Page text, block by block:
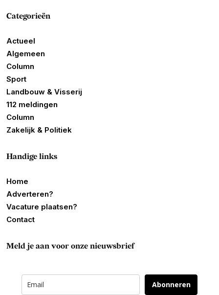
Categorieën
Actueel
Algemeen
Column
Sport
Landbouw & Visserij
112 meldingen
Column
Zakelijk & Politiek
Handige links
Home
Adverteren?
Vacature plaatsen?
Contact
Meld je aan voor onze nieuwsbrief
Abonneren